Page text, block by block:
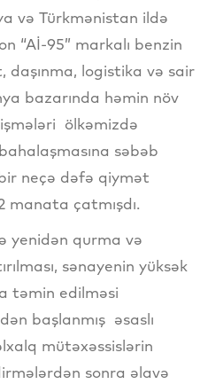
və Türkmənistan ildə
“Aİ-95” markalı benzin
daşınma, logistika və sair
bazarında həmin növ
ölkəmizdə
səbəb
neçə dəfə qiymət
manata çatmışdı.
yenidən qurma və
sənayenin yüksək
təmin edilməsi
başlanmış əsaslı
mütəxəssislərin
sonra əlavə